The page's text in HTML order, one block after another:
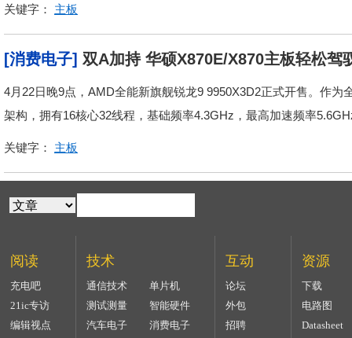
关键字： 主板
[消费电子] 双A加持 华硕X870E/X870主板轻松驾
4月22日晚9点，AMD全能新旗舰锐龙9 9950X3D2正式开售。作
架构，拥有16核心32线程，基础频率4.3GHz，最高加速频率
关键字： 主板
阅读
充电吧
21ic专访
编辑视点
技术
通信技术
单片机
测试测量
智能硬件
汽车电子
消费电子
互动
论坛
外包
招聘
资源
下载
电路图
Datasheet